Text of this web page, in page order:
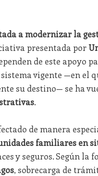
a modernizar la
presentada por
de este apoyo
vigente —en el
su destino— se ha
.
de manera
familiares en
y seguros. Según la
, sobrecarga de